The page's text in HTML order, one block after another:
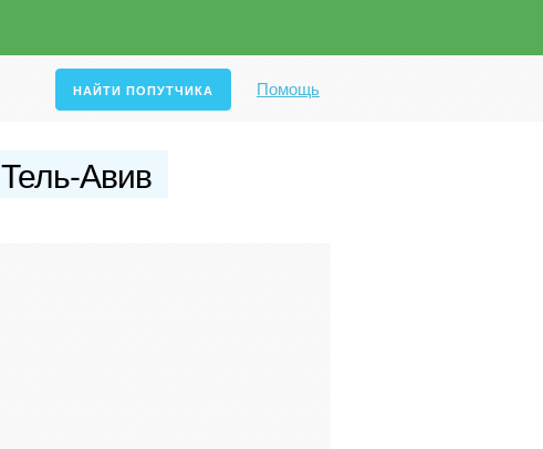
Помощь
Тель-Авив